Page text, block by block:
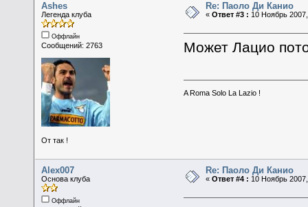
Ashes
Легенда клуба
Оффлайн
Сообщений: 2763
От так !
Re: Паоло Ди Канио
«Ответ #3 : 10 Ноябрь
Может Лацио
A Roma Solo La Lazio !
Alex007
Основа клуба
Оффлайн
Re: Паоло Ди Канио
«Ответ #4 : 10 Ноябрь